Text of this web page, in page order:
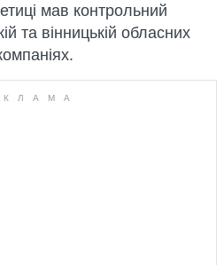
мав контрольний
та вінницькій обласних